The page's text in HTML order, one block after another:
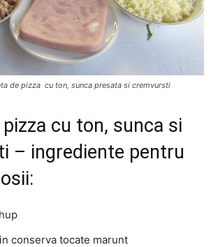
de pizza cu ton, sunca presata si cremvursti
pizza cu ton, sunca si
– ingrediente pentru
conserva tocate marunt